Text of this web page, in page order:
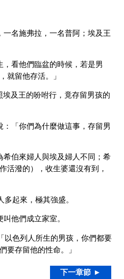
名施弗拉，一名普阿；埃及王
，看他們臨盆的時候，若是男
就留他存活。」
及王的吩咐行，竟存留男孩的
「你們為什麼做這事，存留男
伯來婦人與埃及婦人不同；希
活潑的），收生婆還沒有到，
起來，極其強盛。
他們成立家室。
以色列人所生的男孩，你們都要
要存留他的性命。」
下一章節 ►